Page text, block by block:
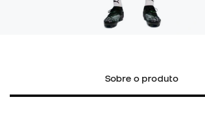
Sobre o produto